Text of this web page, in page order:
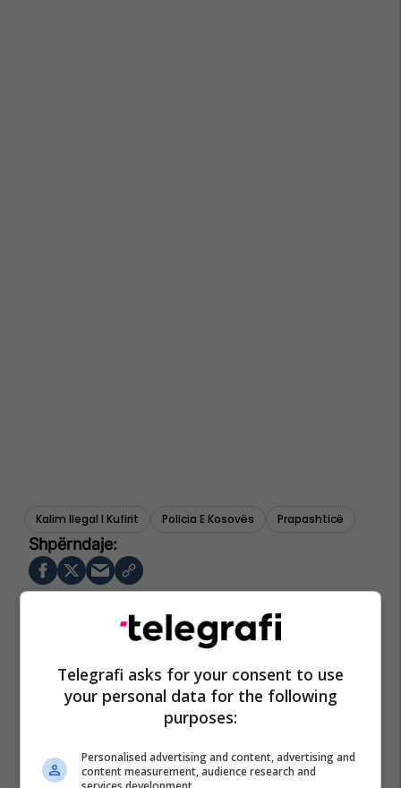
Kalim Ilegal I Kufirit Policia E Kosovës Prapashticë
Telegrafi asks for your consent to use
your personal data for the following
purposes:
Personalised advertising and content, advertising and
content measurement, audience research and